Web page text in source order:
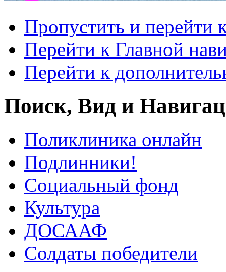
Пропустить и перейти
Перейти к Главной
Перейти к
Поиск, Вид и
Поликлиника онлайн
Подлинники!
Социальный фонд
Культура
ДОСААФ
Солдаты победители